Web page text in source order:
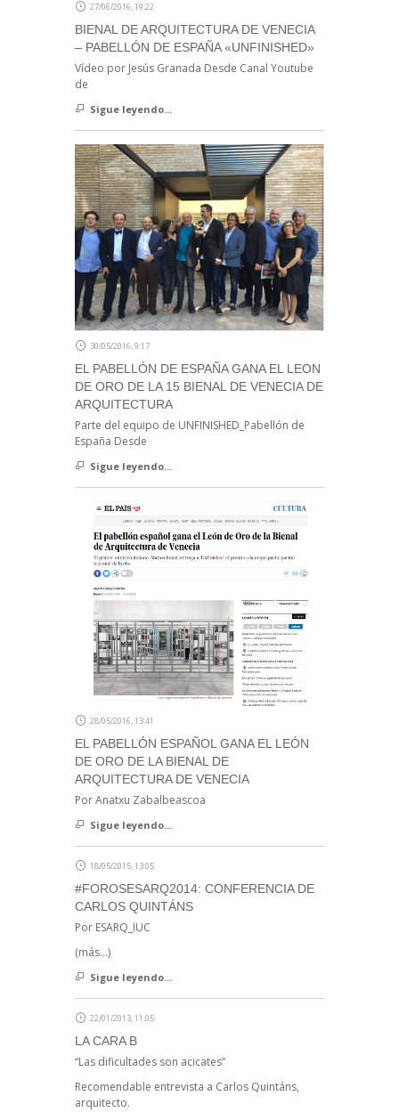
27/06/2016, 19:22
BIENAL DE ARQUITECTURA DE VENECIA
– PABELLÓN DE ESPAÑA «UNFINISHED»
Vídeo por Jesús Granada Desde Canal Youtube
de
Sigue leyendo...
30/05/2016, 9:17
EL PABELLÓN DE ESPAÑA GANA EL LEON
DE ORO DE LA 15 BIENAL DE VENECIA DE
ARQUITECTURA
Parte del equipo de UNFINISHED_Pabellón de
España Desde
Sigue leyendo...
28/05/2016, 13:41
EL PABELLÓN ESPAÑOL GANA EL LEÓN
DE ORO DE LA BIENAL DE
ARQUITECTURA DE VENECIA
Por Anatxu Zabalbeascoa
Sigue leyendo...
18/05/2015, 13:05
#FOROSESARQ2014: CONFERENCIA DE
CARLOS QUINTÁNS
Por ESARQ_IUC
(más…)
Sigue leyendo...
22/01/2013, 11:05
LA CARA B
“Las dificultades son acicates”
Recomendable entrevista a Carlos Quintáns,
arquitecto.